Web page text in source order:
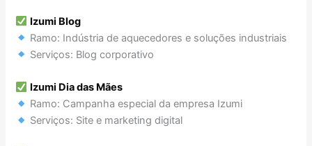
Izumi Blog
Ramo: Indústria de aquecedores e soluções industriais
Serviços: Blog corporativo
Izumi Dia das Mães
Ramo: Campanha especial da empresa Izumi
Serviços: Site e marketing digital